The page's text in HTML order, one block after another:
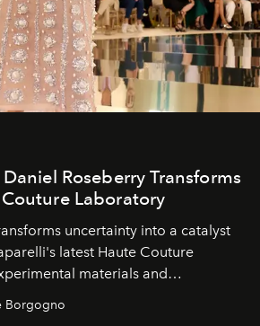
Roseberry Transforms
Laboratory
uncertainty into a catalyst
latest Haute Couture
materials and
forge a new territory between
art.
Borgogno